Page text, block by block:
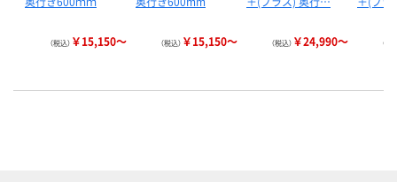
（税込） ￥15,150～ （税込） ￥15,150～ （税込） ￥24,990～ （税